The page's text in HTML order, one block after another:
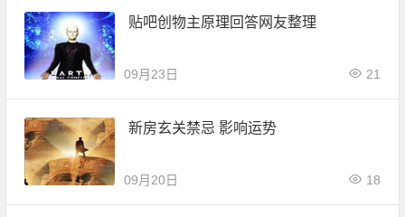
贴吧创物主原理回答网友整理
09月23日 21
新房玄关禁忌 影响运势
09月20日 18